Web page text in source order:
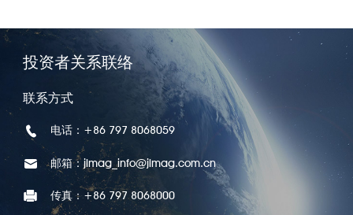
投资者关系联络
联系方式
电话：+86 797 8068059
邮箱：jlmag_info@jlmag.com.cn
传真：+86 797 8068000